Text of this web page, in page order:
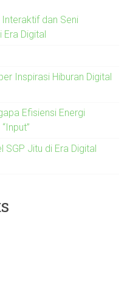
dan Seni
Digital
Inspirasi Hiburan Digital
Efisiensi Energi
SGP Jitu di Era Digital